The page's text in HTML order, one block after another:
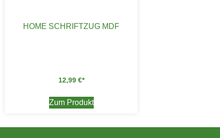
HOME SCHRIFTZUG MDF
12,99 €
Zum Produkt